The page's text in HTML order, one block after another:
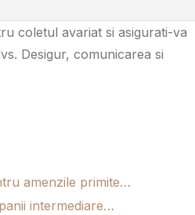
coletul avariat si asigurati-va
Desigur, comunicarea si
amenzile primite…
intermediare…